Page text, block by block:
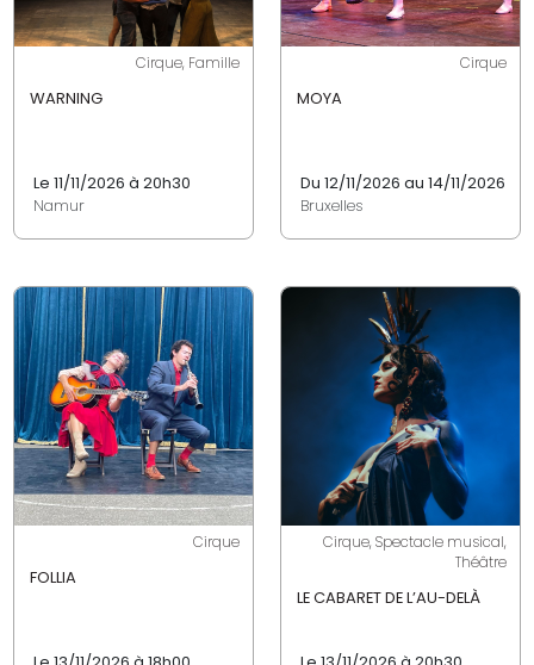
Cirque, Famille
WARNING
Le 11/11/2026 à 20h30
Namur
Cirque
MOYA
Du 12/11/2026 au 14/11/2026
Bruxelles
Cirque
FOLLIA
Cirque, Spectacle musical,
Théâtre
LE CABARET DE L’AU-DELÀ